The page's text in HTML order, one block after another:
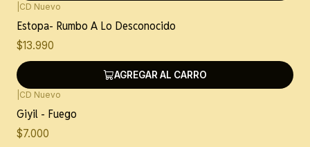
CD Nuevo
Estopa- Rumbo A Lo Desconocido
$13.990
AGREGAR AL CARRO
CD Nuevo
Giyil - Fuego
$7.000